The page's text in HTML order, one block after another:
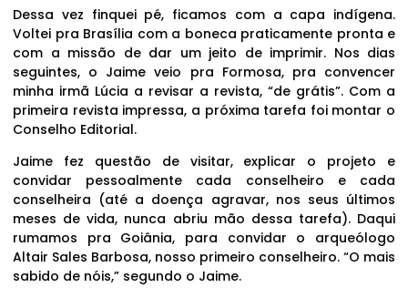
Dessa vez finquei pé, ficamos com a capa indígena.
Voltei pra Brasília com a boneca praticamente pronta e
com a missão de dar um jeito de imprimir. Nos dias
seguintes, o Jaime veio pra Formosa, pra convencer
minha irmã Lúcia a revisar a revista, “de grátis”. Com a
primeira revista impressa, a próxima tarefa foi montar o
Conselho Editorial.
Jaime fez questão de visitar, explicar o projeto e
convidar pessoalmente cada conselheiro e cada
conselheira (até a doença agravar, nos seus últimos
meses de vida, nunca abriu mão dessa tarefa). Daqui
rumamos pra Goiânia, para convidar o arqueólogo
Altair Sales Barbosa, nosso primeiro conselheiro. “O mais
sabido de nóis,” segundo o Jaime.